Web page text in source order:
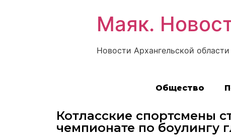
Маяк.
Новости Архангельской области
Общество
Котласские спортсмены
чемпионате по боулингу